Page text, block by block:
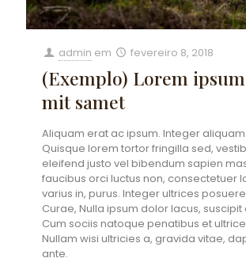
admin em fevereiro 8, 2018
(Exemplo) Lorem
mit samet
Aliquam erat ac ipsum. Integer
Quisque lorem tortor fringilla sed,
eleifend justo vel bibendum sapien
faucibus orci luctus non, consectetuer
varius in, purus. Integer ultrices
Curae, Nulla ipsum dolor lacus,
Cum sociis natoque penatibus et
Nullam wisi ultricies a, gravida vitae,
ante.